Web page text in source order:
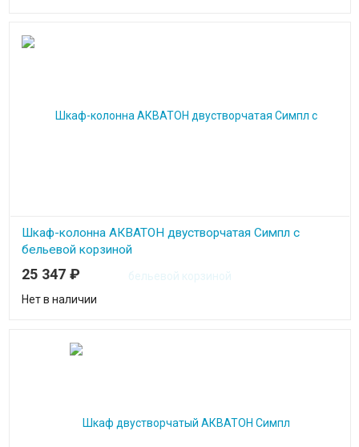
Шкаф-колонна АКВАТОН двустворчатая Симпл с
бельевой корзиной
25 347 ₽
Нет в наличии